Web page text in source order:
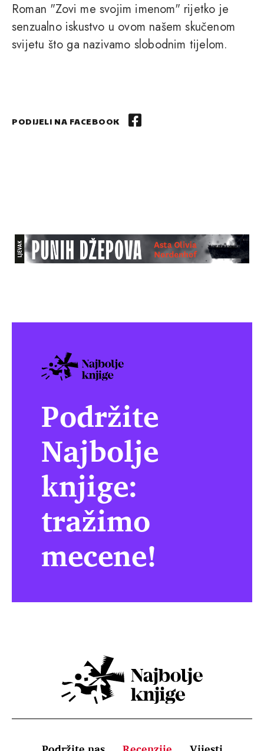
Roman "Zovi me svojim imenom" rijetko je
senzualno iskustvo u ovom našem skučenom
svijetu što ga nazivamo slobodnim tijelom.
PODIJELI NA FACEBOOK
Podržite
Najbolje
knjige:
tražimo
mecene!